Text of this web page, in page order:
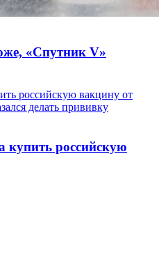
«Спутник V»
купить российскую